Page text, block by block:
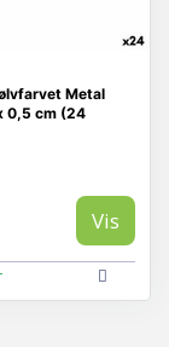
Metal
0,5 cm (24
Vis